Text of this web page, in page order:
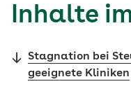
Inhalte
Stagnation bei
geeignete Kliniken